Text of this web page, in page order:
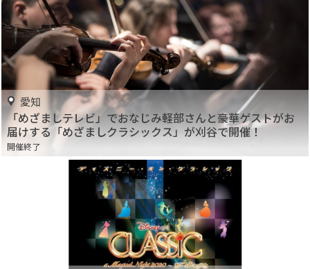
愛知
「めざましテレビ」でおなじみ軽部さんと豪華ゲストがお
届けする「めざましクラシックス」が刈谷で開催！
開催終了